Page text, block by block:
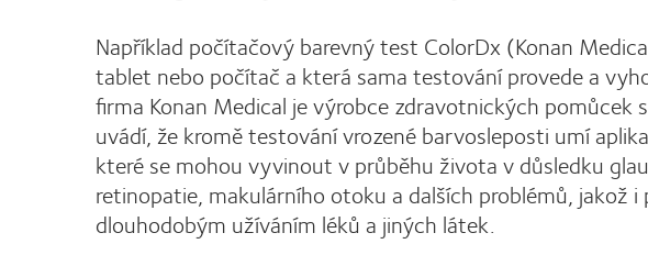
Například počítačový barevný test ColorDx (Konan
tablet nebo počítač a která sama testování provede a
firma Konan Medical je výrobce zdravotnických pomůcek
uvádí, že kromě testování vrozené barvosleposti umí
které se mohou vyvinout v průběhu života v důsledku
retinopatie, makulárního otoku a dalších problémů, jakož
dlouhodobým užíváním léků a jiných látek.